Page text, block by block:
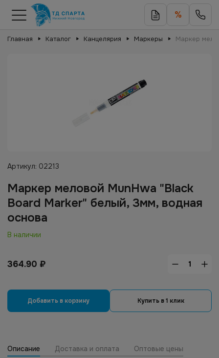
%
Главная Каталог Канцелярия Маркеры Маркер
Артикул: 02213
Маркер меловой MunHwa "Black
Board Marker" белый, 3мм, водная
основа
В наличии
364.90 ₽
Добавить в корзину Купить в 1 клик
Описание Доставка и оплата Оптовые цены